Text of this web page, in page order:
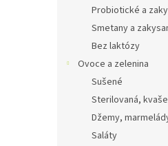
Probiotické a
Smetany a
Bez laktózy
Ovoce a zelenina
Sušené
Sterilovaná,
Džemy,
Saláty